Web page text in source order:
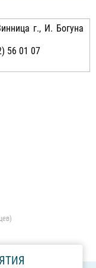
г., И. Богуна
56 01 07